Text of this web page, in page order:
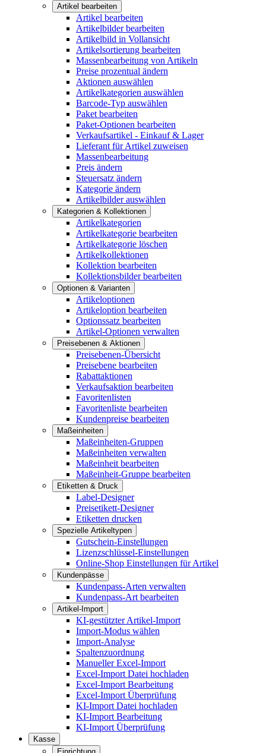
Artikel bearbeiten
Artikel bearbeiten
Artikelbilder bearbeiten
Artikelbild in Vollansicht
Artikelsortierung bearbeiten
Massenbearbeitung von Artikeln
Preise prozentual ändern
Aktionen auswählen
Artikelkategorien auswählen
Barcode-Typ auswählen
Paket bearbeiten
Paket-Optionen bearbeiten
Verkaufsartikel - Einkauf & Lager
Lieferant für Artikel zuweisen
Massenbearbeitung
Preis ändern
Steuersatz ändern
Kategorie ändern
Artikelbilder auswählen
Kategorien & Kollektionen
Artikelkategorien
Artikelkategorie bearbeiten
Artikelkategorie löschen
Artikelkollektionen
Kollektion bearbeiten
Kollektionsbilder bearbeiten
Optionen & Varianten
Artikeloptionen
Artikeloption bearbeiten
Optionssatz bearbeiten
Artikel-Optionen verwalten
Preisebenen & Aktionen
Preisebenen-Übersicht
Preisebene bearbeiten
Rabattaktionen
Verkaufsaktion bearbeiten
Favoritenlisten
Favoritenliste bearbeiten
Kundenpreise bearbeiten
Maßeinheiten
Maßeinheiten-Gruppen
Maßeinheiten verwalten
Maßeinheit bearbeiten
Maßeinheit-Gruppe bearbeiten
Etiketten & Druck
Label-Designer
Preisetikett-Designer
Etiketten drucken
Spezielle Artikeltypen
Gutschein-Einstellungen
Lizenzschlüssel-Einstellungen
Online-Shop Einstellungen für Artikel
Kundenpässe
Kundenpass-Arten verwalten
Kundenpass-Art bearbeiten
Artikel-Import
KI-gestützter Artikel-Import
Import-Modus wählen
Import-Analyse
Spaltenzuordnung
Manueller Excel-Import
Excel-Import Datei hochladen
Excel-Import Bearbeitung
Excel-Import Überprüfung
KI-Import Datei hochladen
KI-Import Bearbeitung
KI-Import Überprüfung
Kasse